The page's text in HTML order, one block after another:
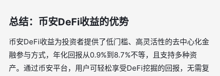
总结：币安DeFi收益的优势
币安DeFi收益为投资者提供了低门槛、高灵活性的去中心化金
融参与方式，年化回报从0.9%到8.7%不等，且支持多种资
产。通过币安平台，用户可轻松享受DeFi挖掘的回报，无需复